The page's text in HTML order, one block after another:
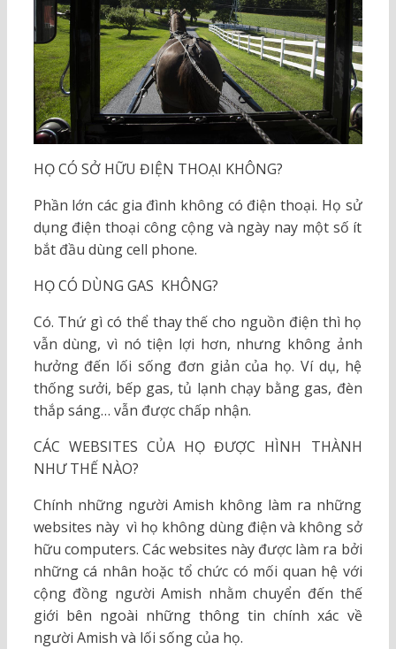
HỌ CÓ SỞ HỮU ĐIỆN THOẠI KHÔNG?
Phần lớn các gia đình không có điện thoại. Họ sử
dụng điện thoại công cộng và ngày nay một số ít
bắt đầu dùng cell phone.
HỌ CÓ DÙNG GAS KHÔNG?
Có. Thứ gì có thể thay thế cho nguồn điện thì họ
vẫn dùng, vì nó tiện lợi hơn, nhưng không ảnh
hưởng đến lối sống đơn giản của họ. Ví dụ, hệ
thống sưởi, bếp gas, tủ lạnh chạy bằng gas, đèn
thắp sáng… vẫn được chấp nhận.
CÁC WEBSITES CỦA HỌ ĐƯỢC HÌNH THÀNH
NHƯ THẾ NÀO?
Chính những người Amish không làm ra những
websites này vì họ không dùng điện và không sở
hữu computers. Các websites này được làm ra bởi
những cá nhân hoặc tổ chức có mối quan hệ với
cộng đồng người Amish nhằm chuyển đến thế
giới bên ngoài những thông tin chính xác về
người Amish và lối sống của họ.